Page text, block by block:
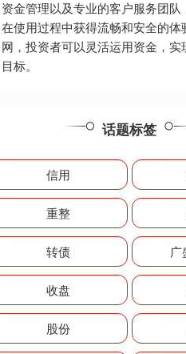
资金管理以及专业的客户服务团队
在使用过程中获得流畅和安全的体
网，投资者可以灵活运用资金，实
目标。
话题标签
信用
重整
转债 广
收盘
股份